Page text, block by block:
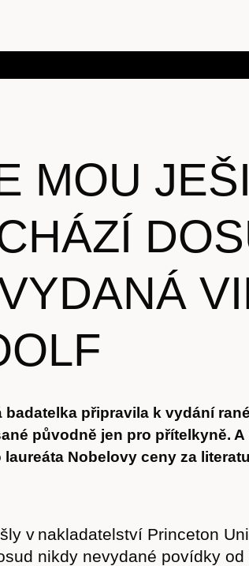
MOU
badatelka připravila k vydání
původně jen pro přítelkyně.
laureáta Nobelovy ceny za
v nakladatelství Princeton
nikdy nevydané povídky od